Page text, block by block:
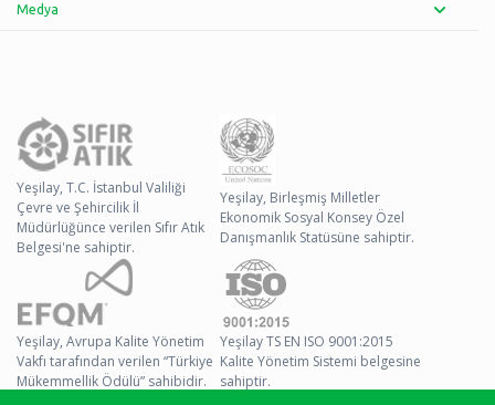
Medya
Yeşilay, T.C. İstanbul Valiliği
Çevre ve Şehircilik İl
Müdürlüğünce verilen Sıfır Atık
Belgesi'ne sahiptir.
Yeşilay, Birleşmiş Milletler
Ekonomik Sosyal Konsey Özel
Danışmanlık Statüsüne sahiptir.
Yeşilay, Avrupa Kalite Yönetim
Vakfı tarafından verilen “Türkiye
Mükemmellik Ödülü” sahibidir.
Yeşilay TS EN ISO 9001:2015
Kalite Yönetim Sistemi belgesine
sahiptir.